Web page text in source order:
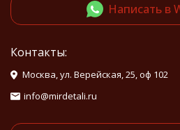
Написать в
Контакты:
Москва, ул. Верейская, 25, оф 102
info@mirdetali.ru